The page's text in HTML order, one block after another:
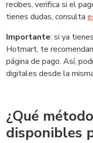
recibes, verifica si el
tienes dudas, consulta
Importante: si ya
Hotmart, te
página de pago. Así,
digitales desde la
¿Qué
disponibles